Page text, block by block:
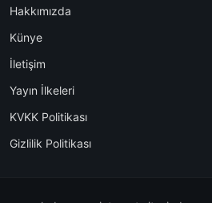
Hakkımızda
Künye
İletişim
Yayın İlkeleri
KVKK Politikası
Gizlilik Politikası